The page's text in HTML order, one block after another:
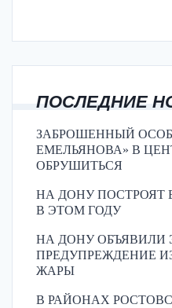
ПОСЛЕДНИЕ
ЗАБРОШЕННЫЙ
ЕМЕЛЬЯНОВА» В
ОБРУШИТЬСЯ
НА ДОНУ ПОСТРОЯТ
В ЭТОМ ГОДУ
НА ДОНУ ОБЪЯВИЛИ
ПРЕДУПРЕЖДЕНИЕ
ЖАРЫ
В РАЙОНАХ